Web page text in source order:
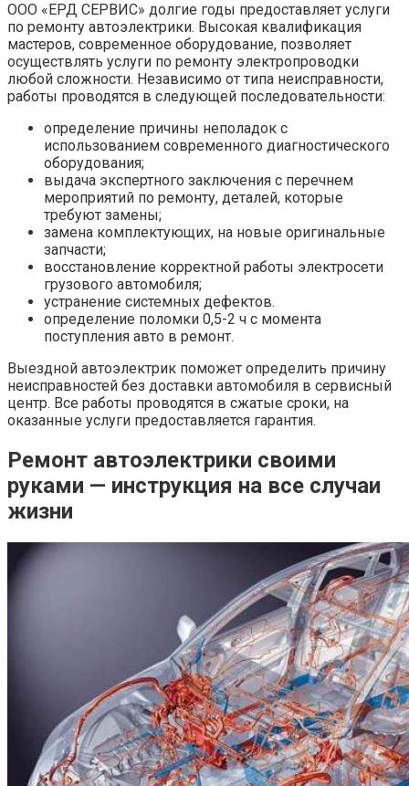
ООО «ЕРД СЕРВИС» долгие годы предоставляет услуги
по ремонту автоэлектрики. Высокая квалификация
мастеров, современное оборудование, позволяет
осуществлять услуги по ремонту электропроводки
любой сложности. Независимо от типа неисправности,
работы проводятся в следующей последовательности:
определение причины неполадок с
использованием современного диагностического
оборудования;
выдача экспертного заключения с перечнем
мероприятий по ремонту, деталей, которые
требуют замены;
замена комплектующих, на новые оригинальные
запчасти;
восстановление корректной работы электросети
грузового автомобиля;
устранение системных дефектов.
определение поломки 0,5-2 ч с момента
поступления авто в ремонт.
Выездной автоэлектрик поможет определить причину
неисправностей без доставки автомобиля в сервисный
центр. Все работы проводятся в сжатые сроки, на
оказанные услуги предоставляется гарантия.
Ремонт автоэлектрики своими
руками — инструкция на все случаи
жизни